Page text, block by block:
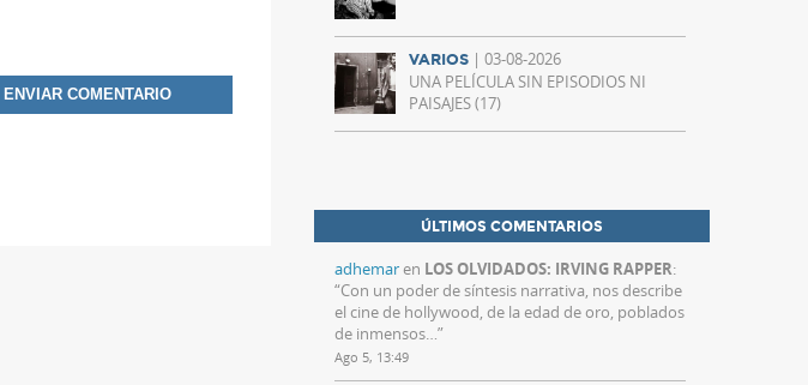
VARIOS | 03-08-2026
UNA PELÍCULA SIN EPISODIOS NI
PAISAJES (17)
ÚLTIMOS COMENTARIOS
adhemaren LOS OLVIDADOS: IRVING RAPPER:
“Con un poder de síntesis narrativa, nos describe
el cine de hollywood, de la edad de oro, poblados
de inmensos…”
Ago 5, 13:49